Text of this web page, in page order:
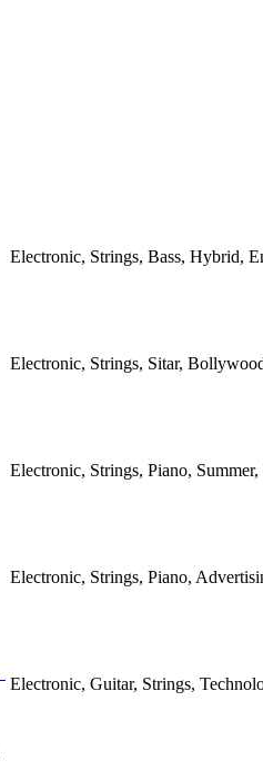
Electronic, Strings, Bass, Hybrid,
Electronic, Strings, Sitar,
Electronic, Strings, Piano,
Electronic, Strings, Piano,
Electronic, Guitar, Strings,